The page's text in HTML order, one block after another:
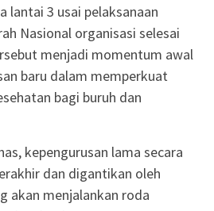
lantai 3 usai pelaksanaan
Nasional organisasi selesai
menjadi momentum awal
baru dalam memperkuat
bagi buruh dan
kepengurusan lama secara
dan digantikan oleh
akan menjalankan roda